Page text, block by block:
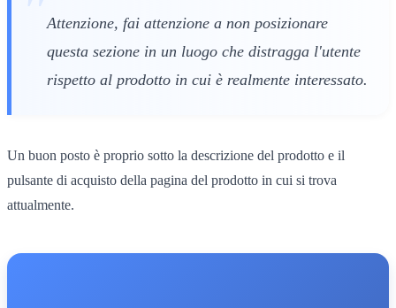
Attenzione, fai attenzione a non posizionare
questa sezione in un luogo che distragga l'utente
rispetto al prodotto in cui è realmente interessato.
Un buon posto è proprio sotto la descrizione del prodotto e il
pulsante di acquisto della pagina del prodotto in cui si trova
attualmente.